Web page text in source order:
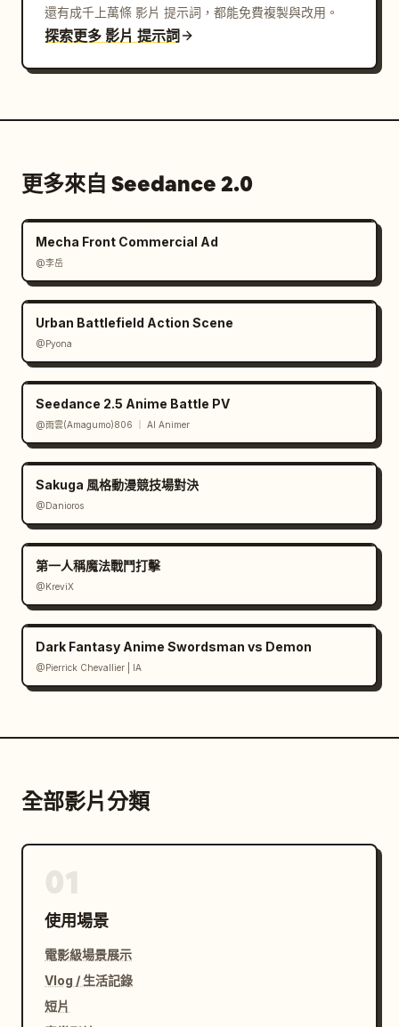
還有成千上萬條 影片 提示詞，都能免費複製與改用。
探索更多 影片 提示詞
更多來自 Seedance 2.0
Mecha Front Commercial Ad
@李岳
Urban Battlefield Action Scene
@Pyona
Seedance 2.5 Anime Battle PV
@雨雲(Amagumo)806 ｜ AI Animer
Sakuga 風格動漫競技場對決
@Danioros
第一人稱魔法戰鬥打擊
@KreviX
Dark Fantasy Anime Swordsman vs Demon
@Pierrick Chevallier | IA
全部影片分類
使用場景
電影級場景展示
Vlog / 生活記錄
短片